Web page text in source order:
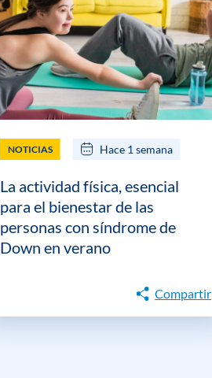
NOTICIAS Hace 1 semana
La actividad física, esencial
para el bienestar de las
personas con síndrome de
Down en verano
Compartir